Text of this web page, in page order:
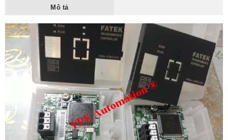
Mô tả